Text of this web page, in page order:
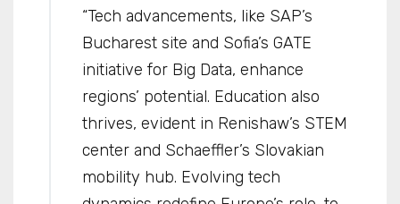
“Tech advancements, like SAP’s
Bucharest site and Sofia’s GATE
initiative for Big Data, enhance
regions’ potential. Education also
thrives, evident in Renishaw’s STEM
center and Schaeffler’s Slovakian
mobility hub. Evolving tech